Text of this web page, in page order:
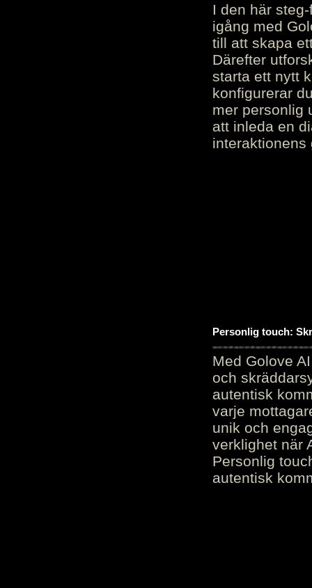
I den här
igång med
till att skapa
Därefter
starta ett nytt
konfigurerar
mer personlig
att inleda en
interaktionens
Personlig touch:
Med Golove
och
autentisk
varje
unik och
verklighet när
Personlig
autentisk